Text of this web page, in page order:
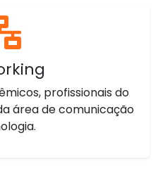
profissionais do
área de comunicação